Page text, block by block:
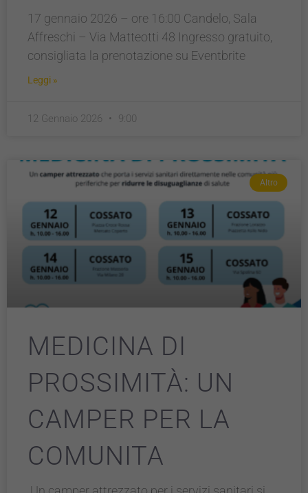
17 gennaio 2026 – ore 16:00 Candelo, Sala
Affreschi – Via Matteotti 48 Ingresso gratuito,
consigliata la prenotazione su Eventbrite
Leggi »
12 Gennaio 2026 9:00
Altro
MEDICINA DI
PROSSIMITÀ: UN
CAMPER PER LA
COMUNITA